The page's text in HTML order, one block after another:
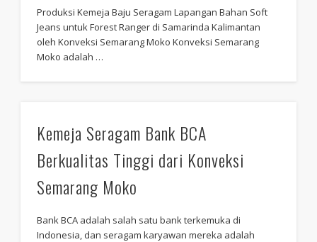
Produksi Kemeja Baju Seragam Lapangan Bahan Soft
Jeans untuk Forest Ranger di Samarinda Kalimantan
oleh Konveksi Semarang Moko Konveksi Semarang
Moko adalah …
Kemeja Seragam Bank BCA
Berkualitas Tinggi dari Konveksi
Semarang Moko
Bank BCA adalah salah satu bank terkemuka di
Indonesia, dan seragam karyawan mereka adalah